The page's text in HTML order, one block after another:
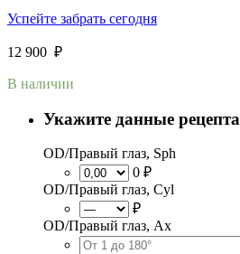
Успейте забрать сегодня
12 900 ₽
В наличии
Укажите данные рецепта
OD/Правый глаз, Sph
0 ₽
OD/Правый глаз, Cyl
₽
OD/Правый глаз, Ax